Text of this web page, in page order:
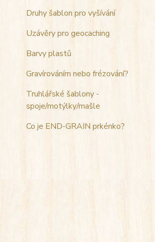
Druhy šablon pro vyšívání
Uzávěry pro geocaching
Barvy plastů
Gravírováním nebo frézování?
Truhlářské šablony -
spoje/motýlky/mašle
Co je END-GRAIN prkénko?